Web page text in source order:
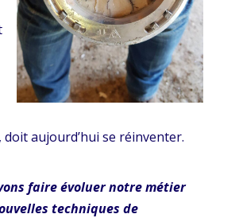
aujourd’hui se réinventer.
faire évoluer notre métier
techniques de